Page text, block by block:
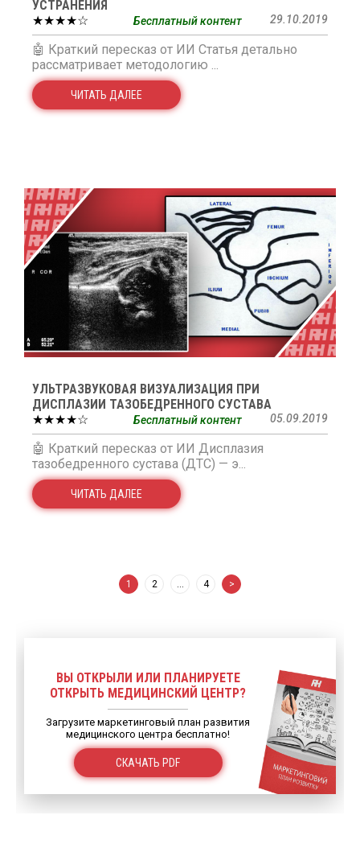
УСТРАНЕНИЯ
★★★★☆
29.10.2019
Бесплатный контент
🤖 Краткий пересказ от ИИ Статья детально
рассматривает методологию ...
ЧИТАТЬ ДАЛЕЕ
УЛЬТРАЗВУКОВАЯ ВИЗУАЛИЗАЦИЯ ПРИ
ДИСПЛАЗИИ ТАЗОБЕДРЕННОГО СУСТАВА
★★★★☆
05.09.2019
Бесплатный контент
🤖 Краткий пересказ от ИИ Дисплазия
тазобедренного сустава (ДТС) — э...
ЧИТАТЬ ДАЛЕЕ
1 2 … 4 >
ВЫ ОТКРЫЛИ ИЛИ ПЛАНИРУЕТЕ
ОТКРЫТЬ МЕДИЦИНСКИЙ ЦЕНТР?
Загрузите маркетинговый план развития
медицинского центра бесплатно!
СКАЧАТЬ PDF